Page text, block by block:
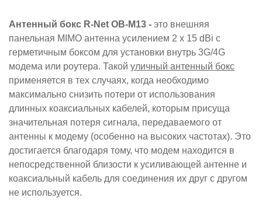
Антенный бокс R-Net OB-M13 - это внешняя
панельная MIMO антенна усилением 2 x 15 dBi с
герметичным боксом для установки внутрь 3G/4G
модема или роутера. Такой уличный антенный бокс
применяется в тех случаях, когда необходимо
максимально снизить потери от использования
длинных коаксиальных кабелей, которым присуща
значительная потеря сигнала, передаваемого от
антенны к модему (особенно на высоких частотах). Это
достигается благодаря тому, что модем находится в
непосредственной близости к усиливающей антенне и
коаксиальный кабель для соединения их друг с другом
не используется.